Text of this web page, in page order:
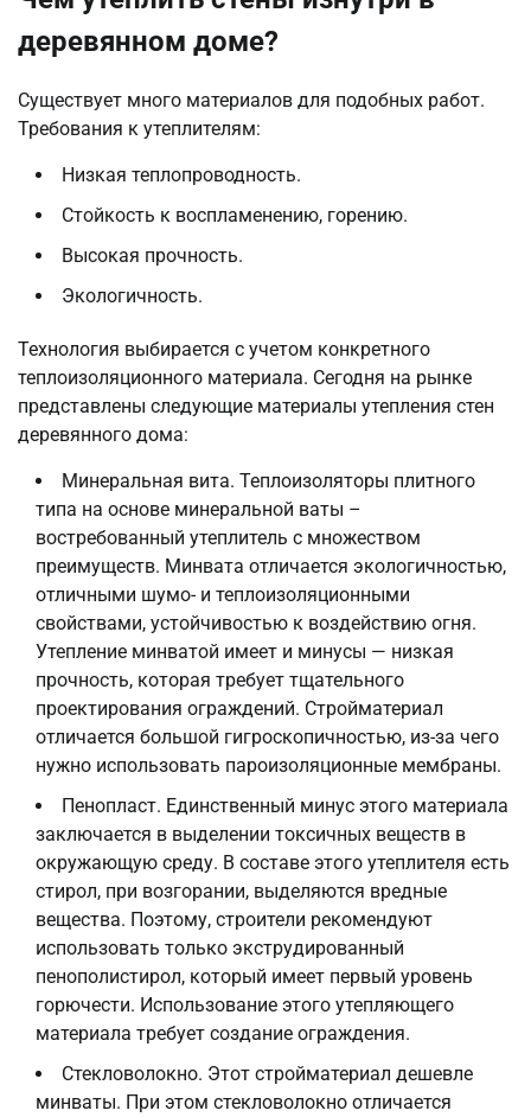
деревянном доме?
Существует много материалов для подобных работ.
Требования к утеплителям:
Низкая теплопроводность.
Стойкость к воспламенению, горению.
Высокая прочность.
Экологичность.
Технология выбирается с учетом конкретного
теплоизоляционного материала. Сегодня на рынке
представлены следующие материалы утепления стен
деревянного дома:
Минеральная вита. Теплоизоляторы плитного
типа на основе минеральной ваты –
востребованный утеплитель с множеством
преимуществ. Минвата отличается экологичностью,
отличными шумо- и теплоизоляционными
свойствами, устойчивостью к воздействию огня.
Утепление минватой имеет и минусы — низкая
прочность, которая требует тщательного
проектирования ограждений. Стройматериал
отличается большой гигроскопичностью, из-за чего
нужно использовать пароизоляционные мембраны.
Пенопласт. Единственный минус этого материала
заключается в выделении токсичных веществ в
окружающую среду. В составе этого утеплителя есть
стирол, при возгорании, выделяются вредные
вещества. Поэтому, строители рекомендуют
использовать только экструдированный
пенополистирол, который имеет первый уровень
горючести. Использование этого утепляющего
материала требует создание ограждения.
Стекловолокно. Этот стройматериал дешевле
минваты. При этом стекловолокно отличается